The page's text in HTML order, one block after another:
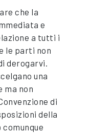
che la
e
a tutti i
le parti non
derogarvi.
una
ma non
di
della